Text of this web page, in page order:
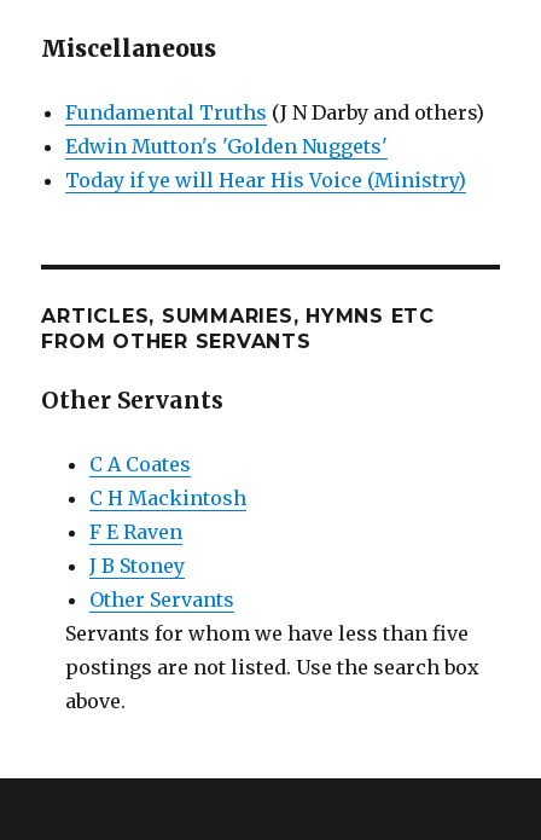
Miscellaneous
Fundamental Truths (J N Darby and others)
Edwin Mutton's 'Golden Nuggets'
Today if ye will Hear His Voice (Ministry)
ARTICLES, SUMMARIES, HYMNS ETC
FROM OTHER SERVANTS
Other Servants
C A Coates
C H Mackintosh
F E Raven
J B Stoney
Other Servants
Servants for whom we have less than five
postings are not listed. Use the search box
above.